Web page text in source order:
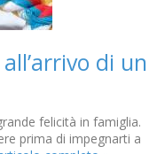
di un
felicità in famiglia.
prima di impegnarti a